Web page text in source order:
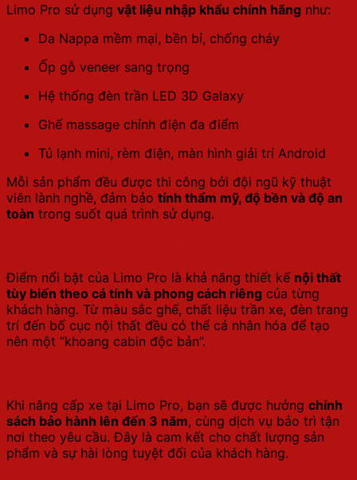
Limo Pro sử dụng vật liệu nhập khẩu chính hãng như:
Da Nappa mềm mại, bền bỉ, chống cháy
Ốp gỗ veneer sang trọng
Hệ thống đèn trần LED 3D Galaxy
Ghế massage chỉnh điện đa điểm
Tủ lạnh mini, rèm điện, màn hình giải trí Android
Mỗi sản phẩm đều được thi công bởi đội ngũ kỹ thuật
viên lành nghề, đảm bảo tính thẩm mỹ, độ bền và độ an
toàn trong suốt quá trình sử dụng.
Điểm nổi bật của Limo Pro là khả năng thiết kế nội thất
tùy biến theo cá tính và phong cách riêng của từng
khách hàng. Từ màu sắc ghế, chất liệu trần xe, đèn trang
trí đến bố cục nội thất đều có thể cá nhân hóa để tạo
nên một “khoang cabin độc bản”.
Khi nâng cấp xe tại Limo Pro, bạn sẽ được hưởng chính
sách bảo hành lên đến 3 năm, cùng dịch vụ bảo trì tận
nơi theo yêu cầu. Đây là cam kết cho chất lượng sản
phẩm và sự hài lòng tuyệt đối của khách hàng.